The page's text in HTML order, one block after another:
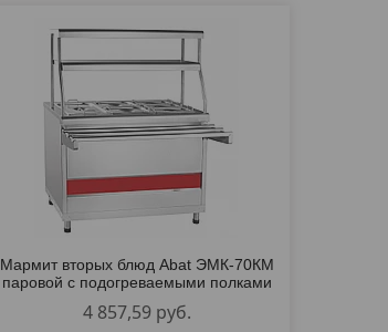
Мармит вторых блюд Abat ЭМК-70КМ
паровой с подогреваемыми полками
4 857,59 руб.